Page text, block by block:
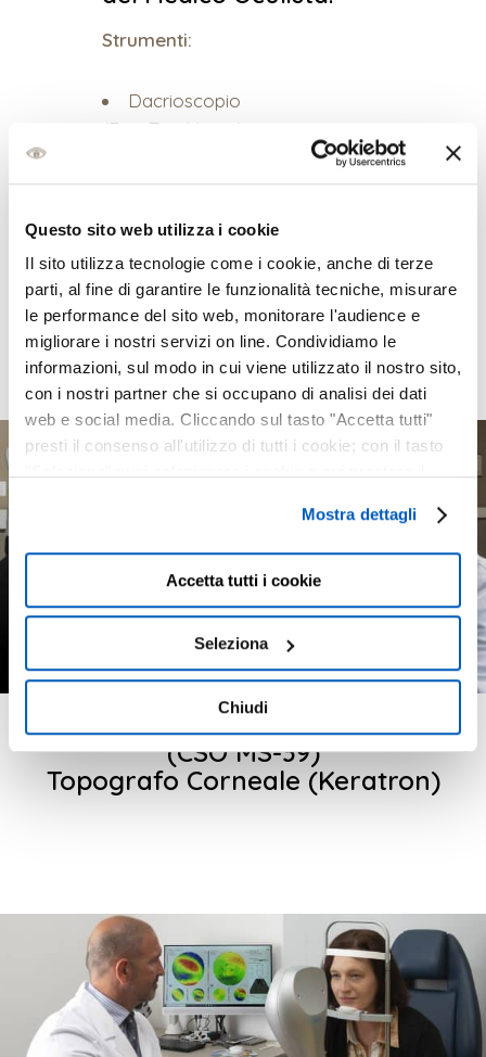
Questo sito web utilizza i cookie
Il sito utilizza tecnologie come i cookie, anche di terze
parti, al fine di garantire le funzionalità tecniche, misurare
le performance del sito web, monitorare l'audience e
migliorare i nostri servizi on line. Condividiamo le
informazioni, sul modo in cui viene utilizzato il nostro sito,
con i nostri partner che si occupano di analisi dei dati
web e social media. Cliccando sul tasto "Accetta tutti"
presti il consenso all'utilizzo di tutti i cookie; con il tasto
destra puoi continuare la navigazione solo con l'utilizzo
dei cookie necessari. Per saperne di più ed
eventualmente modificare il tuo consenso, consulta
l'Informativa suCookiesePrivacy. È possibile
consenso in qualsiasi momento, accedendo al pannello
Mostra Dettagli.
Mostra dettagli
Accetta tutti i cookie
Seleziona
Chiudi
Strumenti:
Dacrioscopio
(EasyTearView+)
Ottotipi Digitali Polarizzati
(AOC Polar 27 e PolaVistaVision
Auto Refrattometro-
Cheratometro Nikon Speedy 2
Tomografo a Coerenza Ottica
(CSO MS-39)
Topografo Corneale (Keratron)